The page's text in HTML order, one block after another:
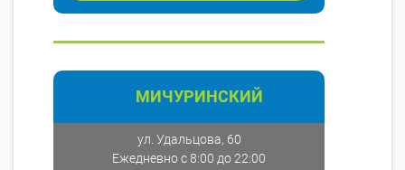
МИЧУРИНСКИЙ
ул. Удальцова, 60
Ежедневно с 8:00 до 22:00